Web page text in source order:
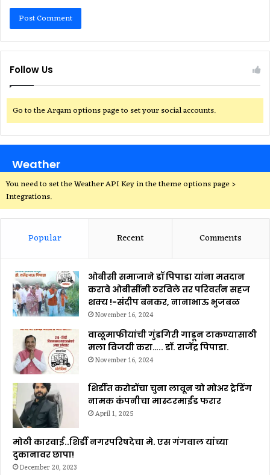
Follow Us
Go to the Arqam options page to set your social accounts.
Weather
You need to set the Weather API Key in the theme options page >
Integrations.
Popular Recent Comments
ओबीसी समाजाने डॉ पिपाडा यांना मतदान
करावे ओबीसींनी ठरविले तर परिवर्तन सहज
शक्य !-संदीप बनकर, नानाभाऊ भुजबळ
November 16, 2024
वाळूमाफीयांची गुंडगिरी गाडून टाकण्यासाठी
मला विजयी करा….. डॉ. राजेंद्र पिपाडा.
November 16, 2024
शिर्डीत करोडोंचा चुना लावून ग्रो मोअर ट्रेडिंग
नामक कंपनीचा मास्टरमाईंड फरार
April 1, 2025
मोठी कारवाई..शिर्डी नगरपरिषदेचा मे. एस गंगवाल यांच्या
दुकानावर छापा!
December 20, 2023